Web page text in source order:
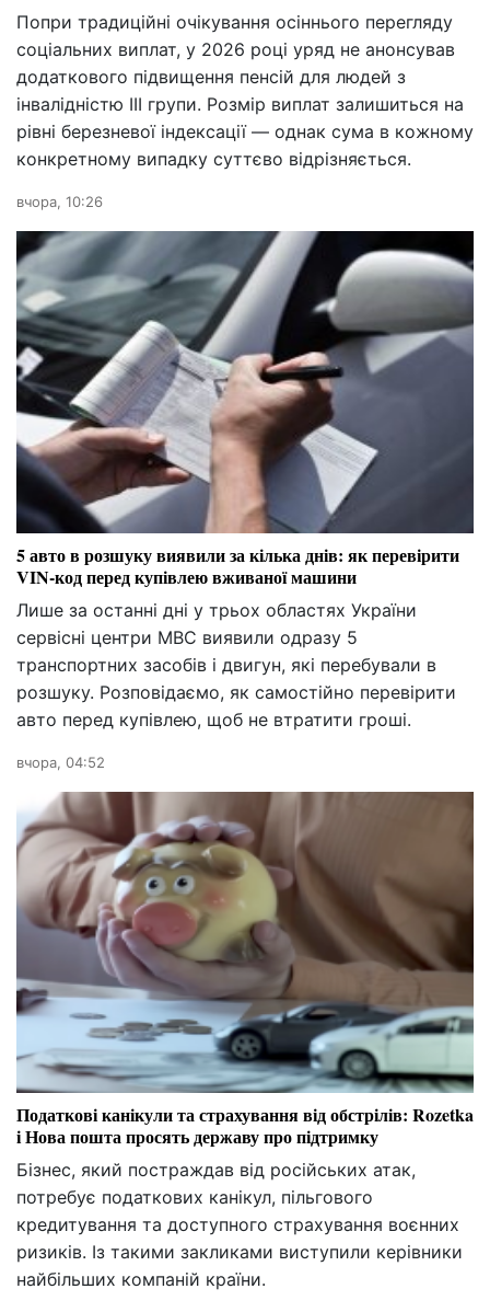
Попри традиційні очікування осіннього перегляду
соціальних виплат, у 2026 році уряд не анонсував
додаткового підвищення пенсій для людей з
інвалідністю III групи. Розмір виплат залишиться на
рівні березневої індексації — однак сума в кожному
конкретному випадку суттєво відрізняється.
вчора, 10:26
5 авто в розшуку виявили за кілька днів: як перевірити
VIN-код перед купівлею вживаної машини
Лише за останні дні у трьох областях України
сервісні центри МВС виявили одразу 5
транспортних засобів і двигун, які перебували в
розшуку. Розповідаємо, як самостійно перевірити
авто перед купівлею, щоб не втратити гроші.
вчора, 04:52
Податкові канікули та страхування від обстрілів: Rozetka
і Нова пошта просять державу про підтримку
Бізнес, який постраждав від російських атак,
потребує податкових канікул, пільгового
кредитування та доступного страхування воєнних
ризиків. Із такими закликами виступили керівники
найбільших компаній країни.